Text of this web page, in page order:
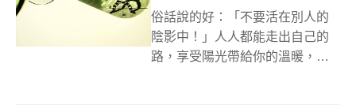
俗話說的好：「不要活在別人的
陰影中！」人人都能走出自己的
路，享受陽光帶給你的溫暖，但